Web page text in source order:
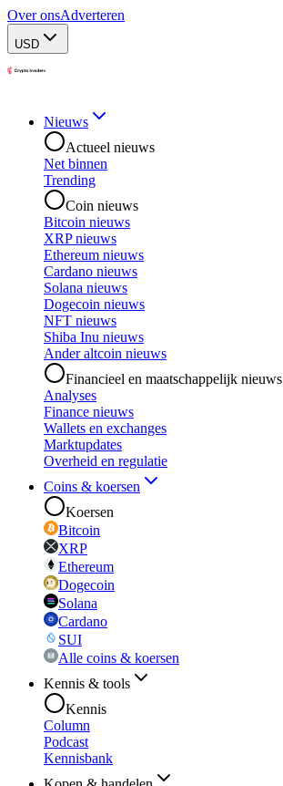
Over onsAdverteren
USD
Nieuws
Actueel nieuws
Net binnen
Trending
Coin nieuws
Bitcoin nieuws
XRP nieuws
Ethereum nieuws
Cardano nieuws
Solana nieuws
Dogecoin nieuws
NFT nieuws
Shiba Inu nieuws
Ander altcoin nieuws
Financieel en maatschappelijk nieuws
Analyses
Finance nieuws
Wallets en exchanges
Marktupdates
Overheid en regulatie
Coins & koersen
Koersen
Bitcoin
XRP
Ethereum
Dogecoin
Solana
Cardano
SUI
Alle coins & koersen
Kennis & tools
Kennis
Column
Podcast
Kennisbank